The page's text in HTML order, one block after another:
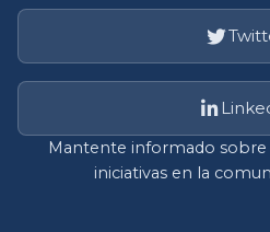
Mantente informado
iniciativas en la